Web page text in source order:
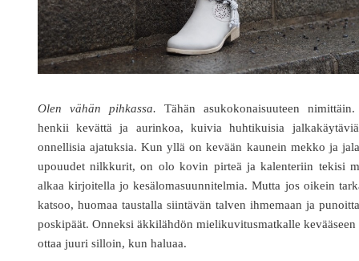
Olen vähän pihkassa. Tähän asukokonaisuuteen
henkii kevättä ja aurinkoa, kuivia huhtikuisia
onnellisia ajatuksia. Kun yllä on kevään kaunein mekko ja
upouudet nilkkurit, on olo kovin pirteä ja kalenteriin tekisi
alkaa kirjoitella jo kesälomasuunnitelmia. Mutta jos oikein
katsoo, huomaa taustalla siintävän talven ihmemaan ja
poskipäät. Onneksi äkkilähdön mielikuvitusmatkalle
ottaa juuri silloin, kun haluaa.